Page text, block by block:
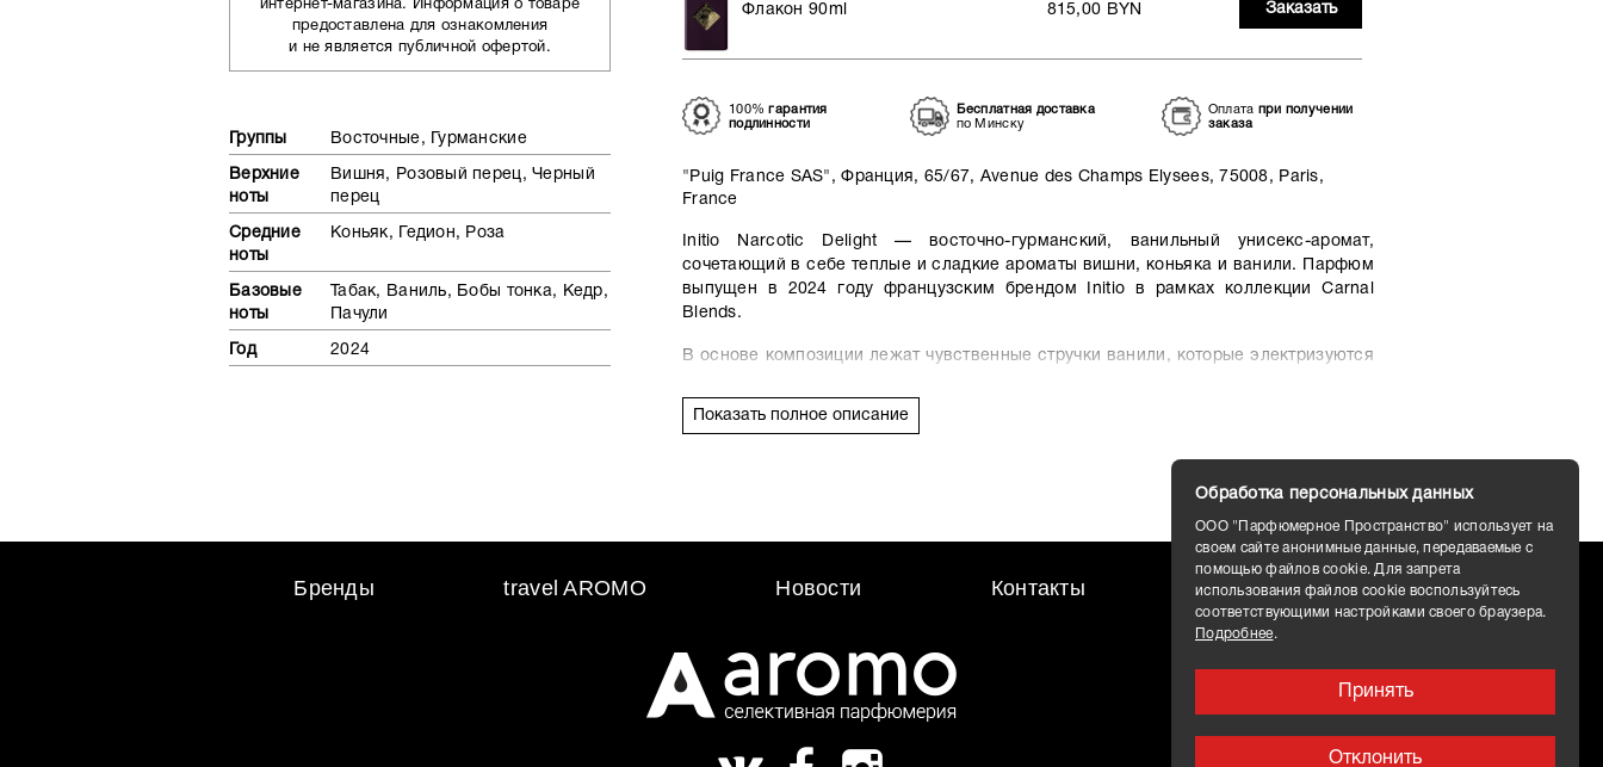
интернет-магазина. Информация о товаре
предоставлена для ознакомления
и не является публичной офертой.
Группы Восточные, Гурманские
Верхние
ноты
Вишня, Розовый перец, Черный
перец
Средние
ноты
Коньяк, Гедион, Роза
Базовые
ноты
Табак, Ваниль, Бобы тонка, Кедр,
Пачули
Год 2024
Флакон 90ml 815,00 BYN Заказать
100%гарантия
подлинности
Бесплатная доставка
по Минску
Оплата при получении
заказа
"Puig France SAS", Франция, 65/67, Avenue des Champs Elysees, 75008, Paris,
France
Initio Narcotic Delight — восточно-гурманский, ванильный унисекс-аромат,
сочетающий в себе теплые и сладкие ароматы вишни, коньяка и ванили. Парфюм
выпущен в 2024 году французским брендом Initio в рамках коллекции Carnal
Blends.
В основе композиции лежат чувственные стручки ванили, которые электризуются
отдаться опьяняющим вихрям дыма сигары. Дерзкий оттенок насыщенной и
Показать полное описание
Бренды travel AROMO Новости Контакты Доставка
Обработка персональных данных
ООО "Парфюмерное Пространство" использует на
своем сайте анонимные данные, передаваемые с
помощью файлов cookie. Для запрета
использования файлов cookie воспользуйтесь
соответствующими настройками своего браузера.
Подробнее.
Принять
Отклонить